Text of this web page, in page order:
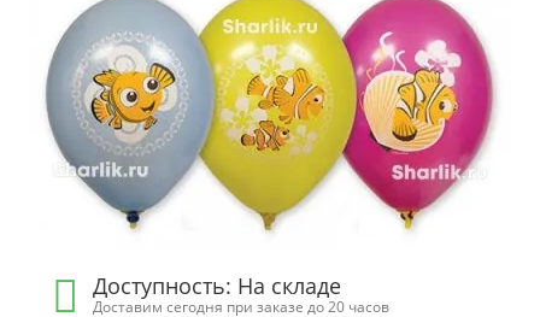
Доступность: На складе
Доставим сегодня при заказе до 20 часов